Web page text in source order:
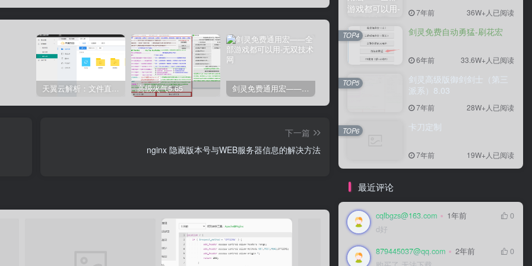
高级火气5.65 剑灵免费通用宏——全部游戏都可以用
下一篇
nginx 隐藏版本号与WEB服务器信息的解决方法
7年前 36W+人已阅读
剑灵免费自动勇猛-刷花宏
6年前 33.6W+人已阅读
TOP4
剑灵高级版御剑剑士（第三
派系）8.03
7年前 28W+人已阅读
TOP5
卡刀定制
7年前 19W+人已阅读
TOP6
最近评论
cqlbgzs@163.com 1年前
0
d好
879445037@qq.com 2年前
0